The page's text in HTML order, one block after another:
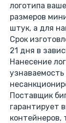
логотипа
размеров
штук, а для
Срок
21 дня в
Нанесение
Поставщик
гарантирует
контейнеров,